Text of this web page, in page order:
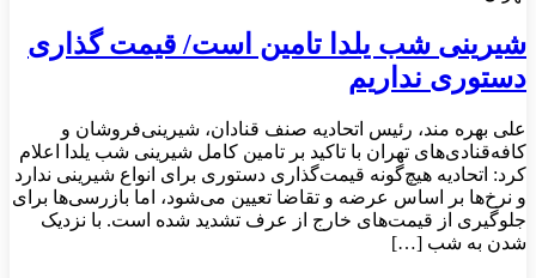
شیرینی شب یلدا تامین است/ قیمت گذاری
دستوری نداریم
علی بهره‎ مند، رئیس اتحادیه صنف قنادان، شیرینی‌فروشان و
کافه‌قنادی‌های تهران با تاکید بر تامین کامل شیرینی شب یلدا اعلام
کرد: اتحادیه هیچ‌گونه قیمت‌گذاری دستوری برای انواع شیرینی ندارد
و نرخ‌ها بر اساس عرضه و تقاضا تعیین می‌شود، اما بازرسی‌ها برای
جلوگیری از قیمت‌های خارج از عرف تشدید شده است. با نزدیک
شدن به شب […]